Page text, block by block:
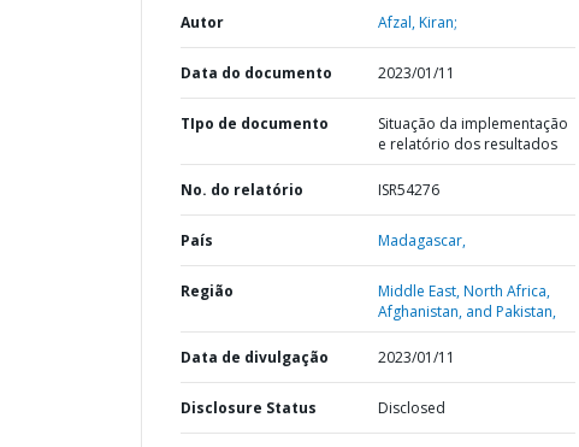
Autor Afzal, Kiran;
Data do documento 2023/01/11
TIpo de documento
Situação da implementação
e relatório dos resultados
No. do relatório ISR54276
País Madagascar,
Região
Middle East, North Africa,
Afghanistan, and Pakistan,
Data de divulgação 2023/01/11
Disclosure Status Disclosed